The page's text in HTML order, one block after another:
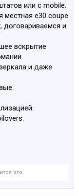
или с mobile.
местная е30 coupe
договариваемся и
вскрытие
и даже
это.